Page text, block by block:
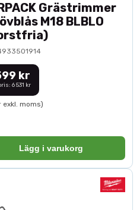
Grästrimmer
M18 BLBLO
kr
6 531 kr
exkl. moms)
Lägg i varukorg